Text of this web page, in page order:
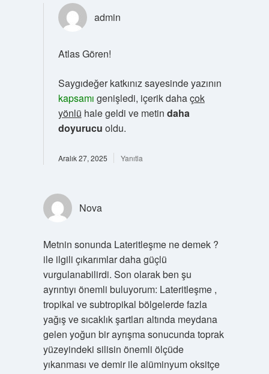
admin
Atlas Gören!
Saygıdeğer katkınız sayesinde yazının
kapsamı genişledi, içerik dahaçok
yönlü hale geldi ve metin daha
doyurucu oldu.
Aralık 27, 2025 Yanıtla
Nova
Metnin sonunda Lateritleşme ne demek ?
ile ilgili çıkarımlar daha güçlü
vurgulanabilirdi. Son olarak ben şu
ayrıntıyı önemli buluyorum: Lateritleşme ,
tropikal ve subtropikal bölgelerde fazla
yağış ve sıcaklık şartları altında meydana
gelen yoğun bir ayrışma sonucunda toprak
yüzeyindeki silisin önemli ölçüde
yıkanması ve demir ile alüminyum oksitçe